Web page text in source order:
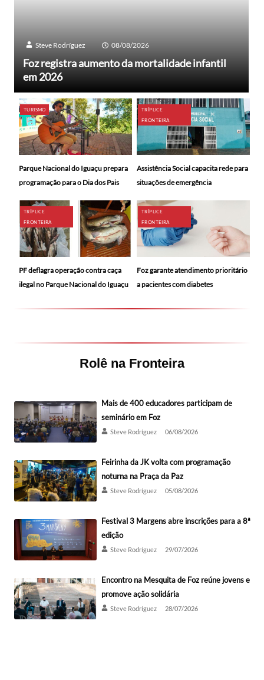
Steve Rodríguez 08/08/2026
Foz registra aumento da mortalidade infantil
em 2026
TURISMO
Parque Nacional do Iguaçu prepara
programação para o Dia dos Pais
TRÍPLICE
FRONTEIRA
Assistência Social capacita rede para
situações de emergência
TRÍPLICE
FRONTEIRA
PF deflagra operação contra caça
ilegal no Parque Nacional do Iguaçu
TRÍPLICE
FRONTEIRA
Foz garante atendimento prioritário
a pacientes com diabetes
Rolê na Fronteira
Mais de 400 educadores participam de
seminário em Foz
Steve Rodríguez 06/08/2026
Feirinha da JK volta com programação
noturna na Praça da Paz
Steve Rodríguez 05/08/2026
Festival 3 Margens abre inscrições para a 8ª
edição
Steve Rodríguez 29/07/2026
Encontro na Mesquita de Foz reúne jovens e
promove ação solidária
Steve Rodríguez 28/07/2026